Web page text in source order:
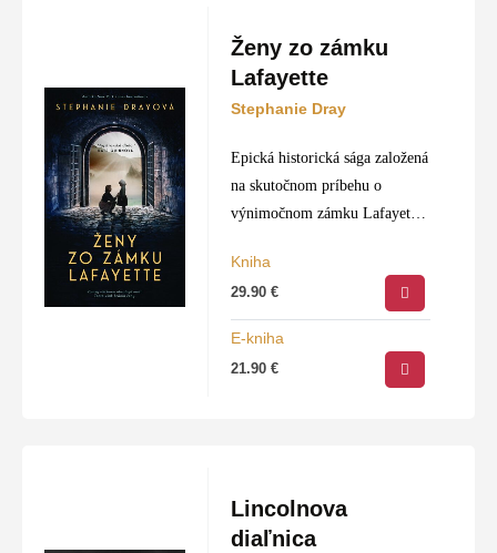
Ženy zo zámku
Lafayette
Stephanie Dray
Epická historická sága založená
na skutočnom príbehu o
výnimočnom zámku Lafayette
ktoré sú s ním spojené. Osirelú
učiteľku z II. svetovej vojny,
bohabojnú šľachtičnú…
Kniha
29.90€
E-kniha
21.90€
Lincolnova
diaľnica